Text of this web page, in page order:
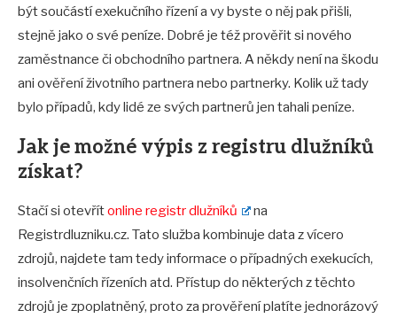
být součástí exekučního řízení a vy byste o něj pak přišli,
stejně jako o své peníze. Dobré je též prověřit si nového
zaměstnance či obchodního partnera. A někdy není na škodu
ani ověření životního partnera nebo partnerky. Kolik už tady
bylo případů, kdy lidé ze svých partnerů jen tahali peníze.
Jak je možné výpis z registru dlužníků
získat?
Stačí si otevřítonline registr dlužníků
na
Registrdluzniku.cz. Tato služba kombinuje data z vícero
zdrojů, najdete tam tedy informace o případných exekucích,
insolvenčních řízeních atd. Přístup do některých z těchto
zdrojů je zpoplatněný, proto za prověření platíte jednorázový